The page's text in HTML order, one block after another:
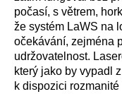
počasí, s větrem,
že systém LaWS na
očekávání, zejména
udržovatelnost.
který jako by vypadl
k dispozici